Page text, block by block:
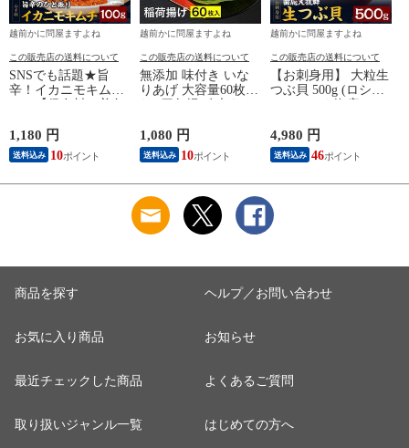
越前かに問屋ますよね
この販売店の送料について
SNSでも話題★旨
辛！イカニモキムチ
スパイス お手軽 お
取り寄せ 食品 ます
よね 送料無料
1,180 円
送料込み 10
越前かに問屋ますよね
この販売店の送料について
無添加 味付き いな
りあげ 大容量60枚入
【化学調味料・着色
料・保存料不使
用！】 (丸大豆を使
らあげ 油揚げ いな
りずし 寿司 稲荷 惣
菜 食品 ますよね
1,080 円
送料込み 10
越前かに問屋ますよね
この販売店の送料について
【お刺身用】 大粒生
つぶ貝 500g (ロシア/
ブガイ ツブカイ つ
ぶ貝 食品 お取り寄
せ ますよね 送料無
4,980 円
送料込み 46
商品を探す
お気に入り商品
最近チェックした商品
取り扱いジャンル一覧
ヘルプ／お問い合わせ
お知らせ
よくあるご質問
はじめての方へ